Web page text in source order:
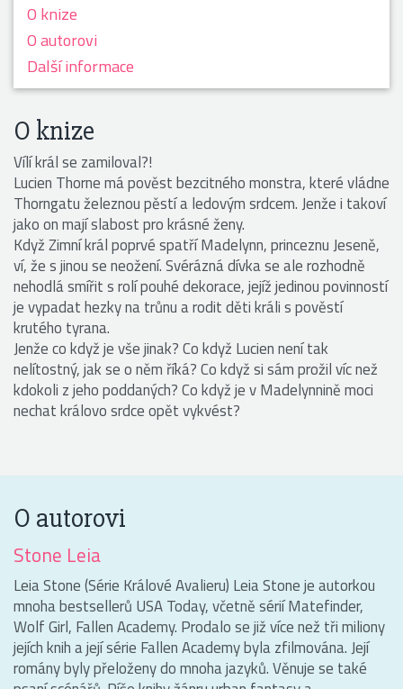
O knize
O autorovi
Další informace
O knize
Vílí král se zamiloval?!
Lucien Thorne má pověst bezcitného monstra, které vládne
Thorngatu železnou pěstí a ledovým srdcem. Jenže i takoví
jako on mají slabost pro krásné ženy.
Když Zimní král poprvé spatří Madelynn, princeznu Jeseně,
ví, že s jinou se neožení. Svérázná dívka se ale rozhodně
nehodlá smířit s rolí pouhé dekorace, jejíž jedinou povinností
je vypadat hezky na trůnu a rodit děti králi s pověstí
krutého tyrana.
Jenže co když je vše jinak? Co když Lucien není tak
nelítostný, jak se o něm říká? Co když si sám prožil víc než
kdokoli z jeho poddaných? Co když je v Madelynnině moci
nechat královo srdce opět vykvést?
O autorovi
Stone Leia
Leia Stone (Série Králové Avalieru) Leia Stone je autorkou
mnoha bestsellerů USA Today, včetně sérií Matefinder,
Wolf Girl, Fallen Academy. Prodalo se již více než tři miliony
jejích knih a její série Fallen Academy byla zfilmována. Její
romány byly přeloženy do mnoha jazyků. Věnuje se také